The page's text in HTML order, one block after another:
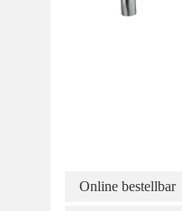
Online bestellbar